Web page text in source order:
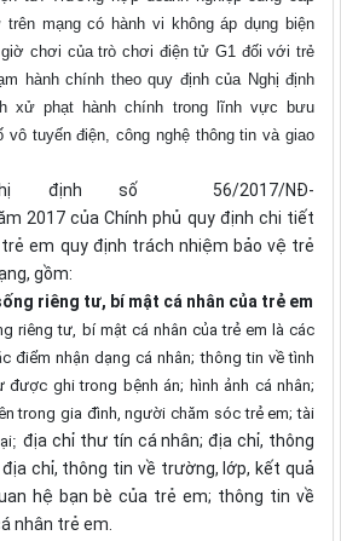
mạng có hành vi không áp dụng biện
giờ chơi của trò chơi điện tử G1 đối với trẻ
hành chính theo quy định của Nghị định
xử phạt hành chính trong lĩnh vực bưu
vô tuyến điện, công nghệ thông tin và giao
địnhsố 56/2017/NĐ-
2017 của Chính phủ quy định chi tiết
em quy định trách nhiệm bảo vệ trẻ
gồm:
riêng tư, bí mật cá nhân của trẻ em
riêng tư, bí mật cá nhân của trẻ em là các
điểm nhận dạng cá nhân; thông tin về tình
ghi trong bệnh án; hình ảnh cá nhân;
trong gia đình, người chăm sóc trẻ em; tài
;địa chỉ thư tín cá nhân; địa chỉ, thông
chỉ, thông tin về trường, lớp, kết quả
hệ bạn bè của trẻ em; thông tin về
nhân trẻ em.